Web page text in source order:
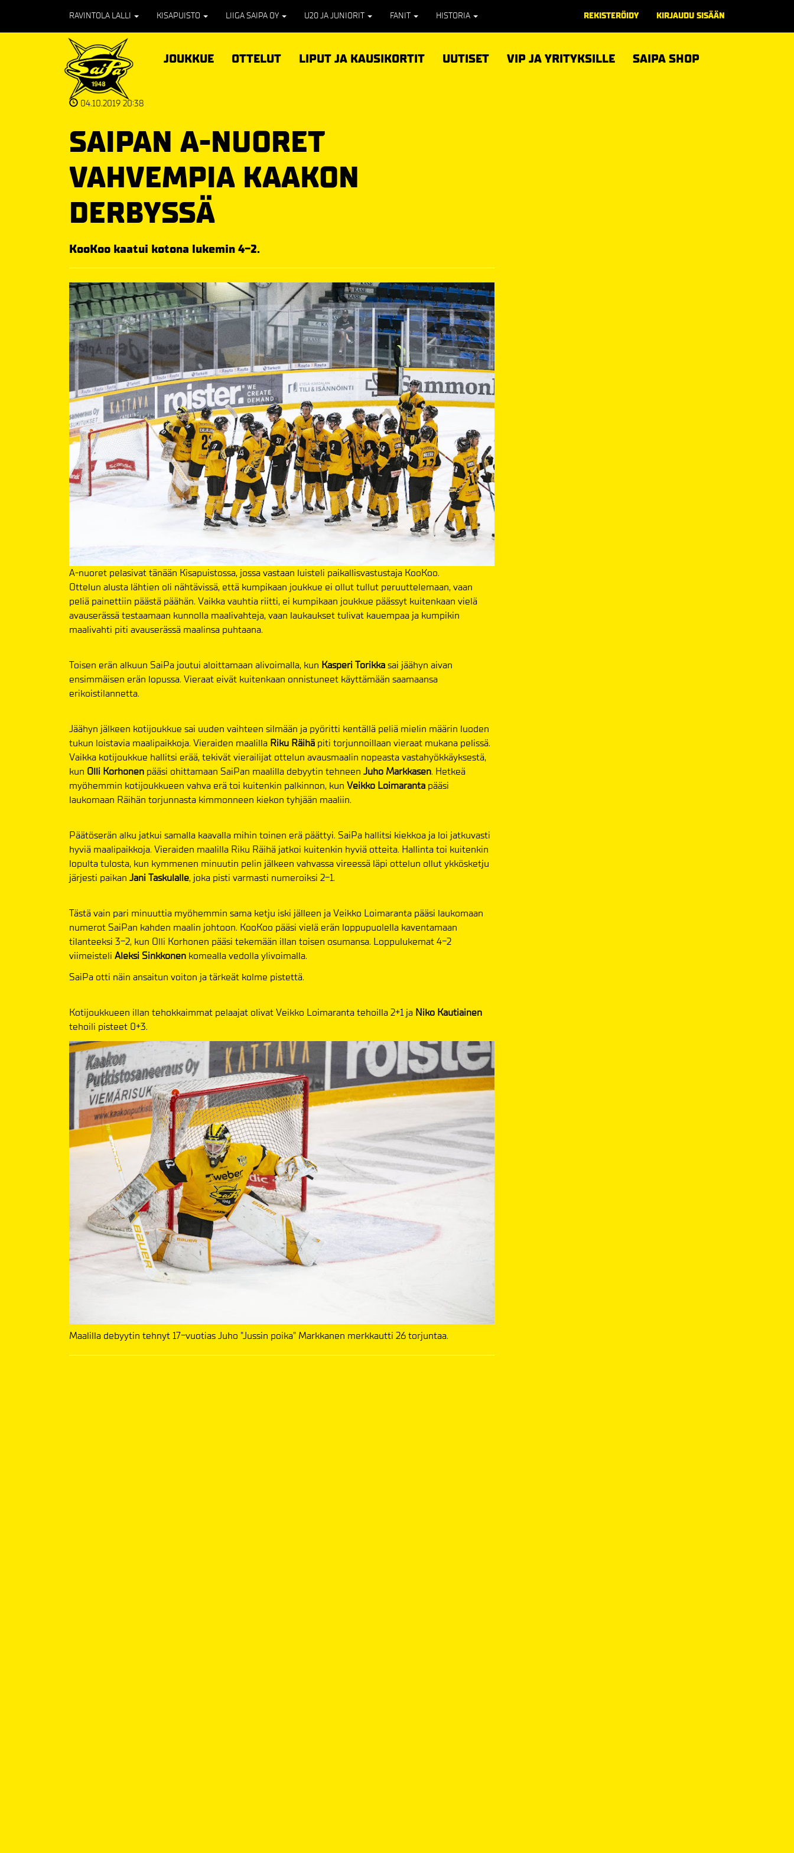
RAVINTOLA LALLI KISAPUISTO LIIGA SAIPA OY U20 JA JUNIORIT FANIT HISTORIA REKISTERÖIDY KIRJAUDU SISÄÄN
JOUKKUE OTTELUT LIPUT JA KAUSIKORTIT UUTISET VIP JA YRITYKSILLE SAIPA SHOP
04.10.2019 20:38
SAIPAN A-NUORET
VAHVEMPIA KAAKON
DERBYSSÄ
KooKoo kaatui kotona lukemin 4-2.
A-nuoret pelasivat tänään Kisapuistossa, jossa vastaan luisteli paikallisvastustaja KooKoo.
Ottelun alusta lähtien oli nähtävissä, että kumpikaan joukkue ei ollut tullut peruuttelemaan, vaan
peliä painettiin päästä päähän. Vaikka vauhtia riitti, ei kumpikaan joukkue päässyt kuitenkaan vielä
avauserässä testaamaan kunnolla maalivahteja, vaan laukaukset tulivat kauempaa ja kumpikin
maalivahti piti avauserässä maalinsa puhtaana.
Toisen erän alkuun SaiPa joutui aloittamaan alivoimalla, kun Kasperi Torikkasai jäähyn aivan
ensimmäisen erän lopussa. Vieraat eivät kuitenkaan onnistuneet käyttämään saamaansa
erikoistilannetta.
Jäähyn jälkeen kotijoukkue sai uuden vaihteen silmään ja pyöritti kentällä peliä mielin määrin luoden
tukun loistavia maalipaikkoja. Vieraiden maalilla Riku Räihä piti torjunnoillaan vieraat mukana pelissä.
Vaikka kotijoukkue hallitsi erää, tekivät vierailijat ottelun avausmaalin nopeasta vastahyökkäyksestä,
kun Olli Korhonen pääsi ohittamaan SaiPan maalilla debyytin tehneen Juho Markkasen. Hetkeä
myöhemmin kotijoukkueen vahva erä toi kuitenkin palkinnon, kun Veikko Loimaranta pääsi
laukomaan Räihän torjunnasta kimmonneen kiekon tyhjään maaliin.
Päätöserän alku jatkui samalla kaavalla mihin toinen erä päättyi. SaiPa hallitsi kiekkoa ja loi jatkuvasti
hyviä maalipaikkoja. Vieraiden maalilla Riku Räihä jatkoi kuitenkin hyviä otteita. Hallinta toi kuitenkin
lopulta tulosta, kun kymmenen minuutin pelin jälkeen vahvassa vireessä läpi ottelun ollut ykkösketju
järjesti paikan Jani Taskulalle, joka pisti varmasti numeroiksi 2-1.
Tästä vain pari minuuttia myöhemmin sama ketju iski jälleen ja Veikko Loimaranta pääsi laukomaan
numerot SaiPan kahden maalin johtoon. KooKoo pääsi vielä erän loppupuolella kaventamaan
tilanteeksi 3-2, kun Olli Korhonen pääsi tekemään illan toisen osumansa. Loppulukemat 4-2
viimeisteli Aleksi Sinkkonen komealla vedolla ylivoimalla.
SaiPa otti näin ansaitun voiton ja tärkeät kolme pistettä.
Kotijoukkueen illan tehokkaimmat pelaajat olivat Veikko Loimaranta tehoilla 2+1 ja Niko Kautiainen
tehoili pisteet 0+3.
Maalilla debyytin tehnyt 17-vuotias Juho "Jussin poika" Markkanen merkkautti 26 torjuntaa.